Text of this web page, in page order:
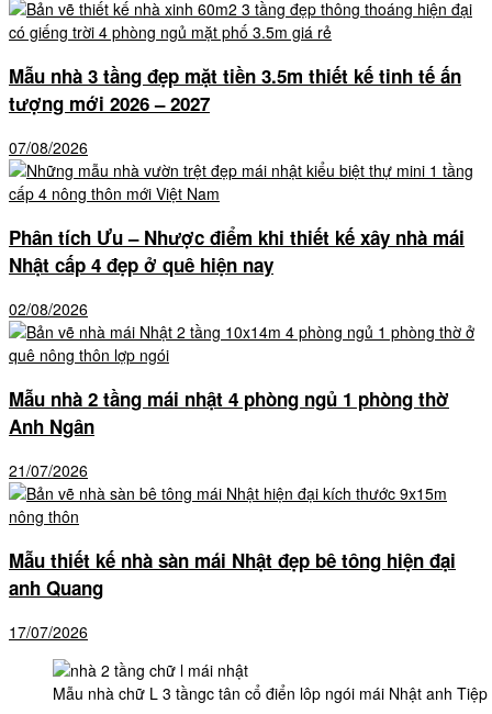
Mẫu nhà 3 tầng đẹp mặt tiền 3.5m thiết kế tinh tế ấn
tượng mới 2026 – 2027
07/08/2026
Phân tích Ưu – Nhược điểm khi thiết kế xây nhà mái
Nhật cấp 4 đẹp ở quê hiện nay
02/08/2026
Mẫu nhà 2 tầng mái nhật 4 phòng ngủ 1 phòng thờ
Anh Ngân
21/07/2026
Mẫu thiết kế nhà sàn mái Nhật đẹp bê tông hiện đại
anh Quang
17/07/2026
Mẫu nhà chữ L 3 tầngc tân cổ điển lôp ngói mái Nhật anh